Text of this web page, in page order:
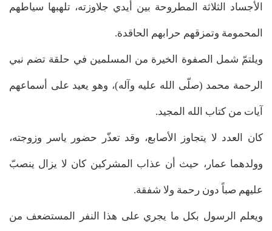
الأجساد الثلاثة المطروحة بين أيدي جلاوزته، تلهبها سياطهم
المحمومة وتمزقهم حرابهم الحاقدة.
ويلتمّ شمل الصفوة الخيرة من المسلمين في حلقة تضم نبي
الرحمة محمد (صلّى الله عليه وآله)، وهو يعيد على أسماعهم
آيات من كتاب الله المجيد.
كان العدد لا يتجاوز الأصابع، وقد تعذّر حضور ياسر وزوجته،
وولدهما عمار، حيث أن عذاب المشركين كان لا يزال ينصبّ
عليهم صباً دون رحمة ولا شفقة.
ويعلم الرسول بكل ما يجري على هذا النفر المستضعف من